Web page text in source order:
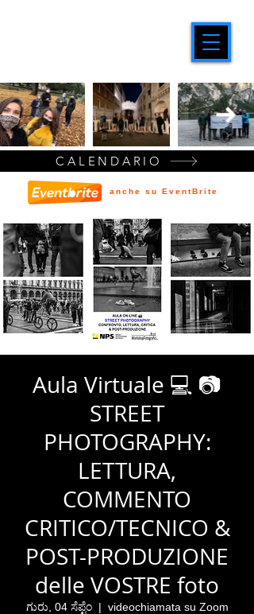
Aula Virtuale 💻 📷
STREET
PHOTOGRAPHY:
LETTURA,
COMMENTO
CRITICO/TECNICO &
POST-PRODUZIONE
delle VOSTRE foto
ಗುರು, 04 ಸೆಪ್ಟೆಂ
  |
videochiamata su Zoom
CALENDARIO
anche su EventBrite